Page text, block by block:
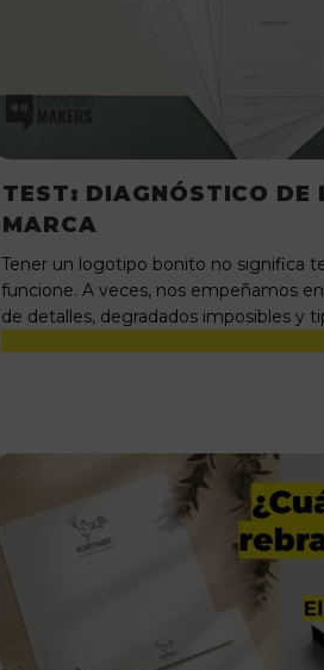
TEST: DIAGNÓSTICO DE
MARCA
Tener un logotipo bonito no significa
funcione. A veces, nos empeñamos
de detalles, degradados imposibles y